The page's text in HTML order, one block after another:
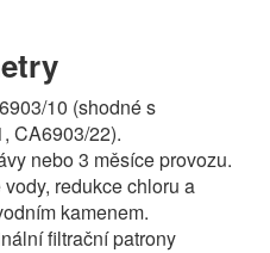
10 (shodné s
CA6903/22).
nebo 3 měsíce provozu.
redukce chloru a
kamenem.
filtrační patrony